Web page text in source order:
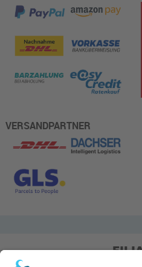
VERSANDPARTNER